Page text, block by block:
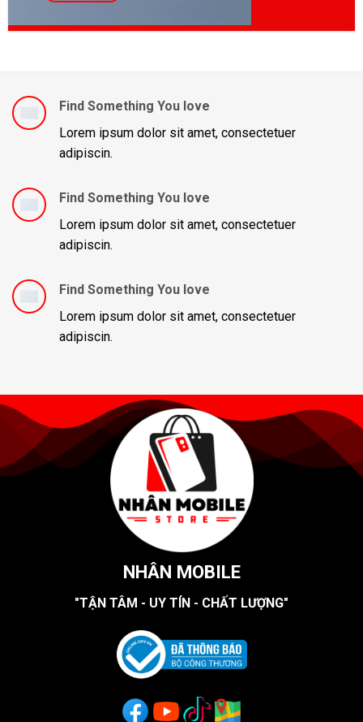
Find Something You love
Lorem ipsum dolor sit amet, consectetuer
adipiscin.
Find Something You love
Lorem ipsum dolor sit amet, consectetuer
adipiscin.
Find Something You love
Lorem ipsum dolor sit amet, consectetuer
adipiscin.
NHÂN MOBILE
"TẬN TÂM - UY TÍN - CHẤT LƯỢNG"